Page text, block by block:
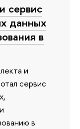
сервис
данных
в
и
сервис
в